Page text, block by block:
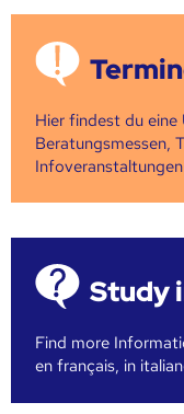
Hier findest du eine
Beratungsmessen,
Study
Find more
en français, in